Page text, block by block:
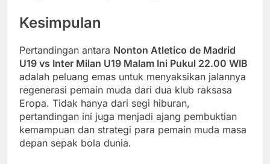
Kesimpulan
Pertandingan antara Nonton Atletico de Madrid
U19 vs Inter Milan U19 Malam Ini Pukul 22.00 WIB
adalah peluang emas untuk menyaksikan jalannya
regenerasi pemain muda dari dua klub raksasa
Eropa. Tidak hanya dari segi hiburan,
pertandingan ini juga menjadi ajang pembuktian
kemampuan dan strategi para pemain muda masa
depan sepak bola dunia.